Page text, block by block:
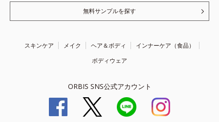
無料サンプルを探す
スキンケア メイク ヘア＆ボディ
インナーケア（食品）
ボディウェア
ORBIS SNS公式アカウント